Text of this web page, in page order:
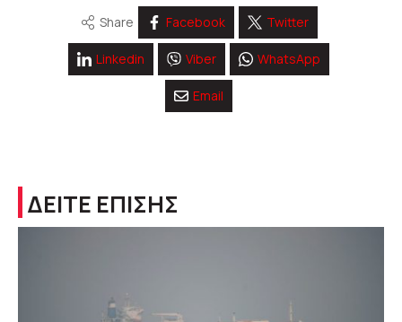
Share Facebook Twitter
Linkedin Viber WhatsApp
Email
ΔΕΙΤΕ ΕΠΙΣΗΣ